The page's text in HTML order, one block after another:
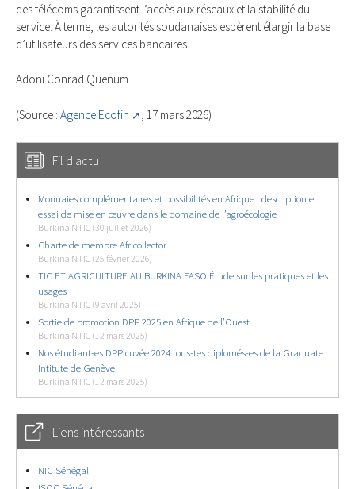
des télécoms garantissent l’accès aux réseaux et la stabilité du
service. À terme, les autorités soudanaises espèrent élargir la base
d’utilisateurs des services bancaires.
Adoni Conrad Quenum
(Source : Agence Ecofin , 17 mars 2026)
Fil d'actu
Monnaies complémentaires et possibilités en Afrique : description et
essai de mise en œuvre dans le domaine de l’agroécologie
Burkina NTIC (30 juillet 2026)
Charte de membre Africollector
Burkina NTIC (25 février 2026)
TIC ET AGRICULTURE AU BURKINA FASO Étude sur les pratiques et les
usages
Burkina NTIC (9 avril 2025)
Sortie de promotion DPP 2025 en Afrique de l’Ouest
Burkina NTIC (12 mars 2025)
Nos étudiant-es DPP cuvée 2024 tous-tes diplomés-es de la Graduate
Intitute de Genève
Burkina NTIC (12 mars 2025)
Liens intéressants
NIC Sénégal